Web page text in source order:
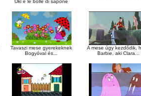
Uki e le bolle di sapone
Tavaszi mese gyerekeknek
Bogyóval és...
A mese úgy kezdődik,
Barbie, aki Clara...